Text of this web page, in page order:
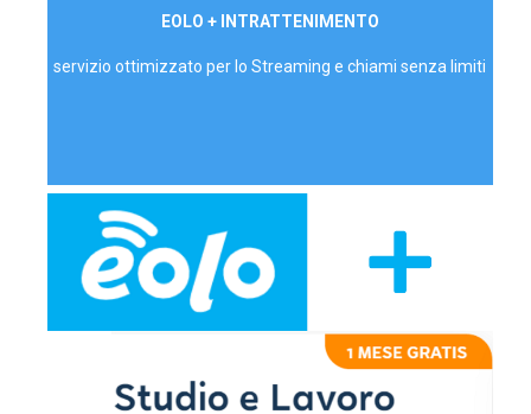
EOLO + INTRATTENIMENTO
servizio ottimizzato per lo Streaming e chiami senza limiti